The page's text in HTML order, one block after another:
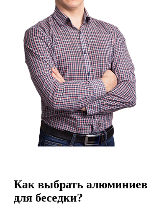
Как выбрать
для беседки?